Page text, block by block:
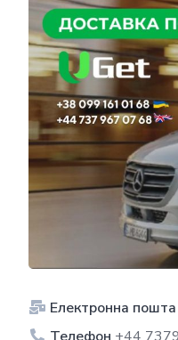
Електронна пошта